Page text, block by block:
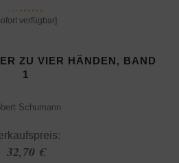
verfügbar]
ZU VIER HÄNDEN, BAND
1
Schumann
32,70 €